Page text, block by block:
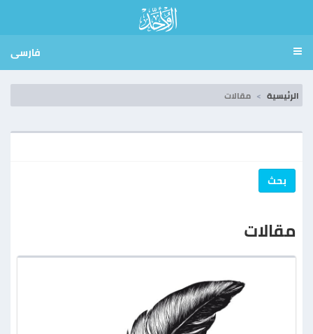
فارسی
الرئيسية مقالات
بحث
مقالات